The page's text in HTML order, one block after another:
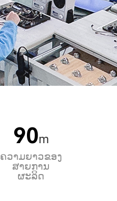
90m
ຄວາມຍາວຂອງ
ສາຍການ
ຜະລິດ